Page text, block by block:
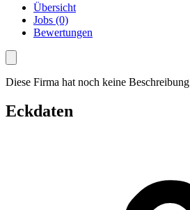
Übersicht
Jobs (0)
Bewertungen
Diese Firma hat noch keine Beschreibung
Eckdaten